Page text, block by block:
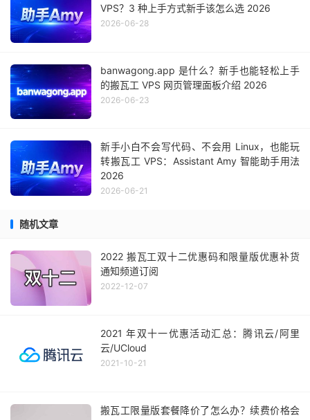
VPS？3 种上手方式新手该怎么选 2026
2026-06-28
banwagong.app 是什么？新手也能轻松上手
的搬瓦工 VPS 网页管理面板介绍 2026
2026-06-23
新手小白不会写代码、不会用 Linux，也能玩
转搬瓦工 VPS：Assistant Amy 智能助手用法
2026
2026-06-21
随机文章
2022 搬瓦工双十二优惠码和限量版优惠补货
通知频道订阅
2022-12-07
2021 年双十一优惠活动汇总：腾讯云/阿里
云/UCloud
2021-10-21
搬瓦工限量版套餐降价了怎么办？续费价格会